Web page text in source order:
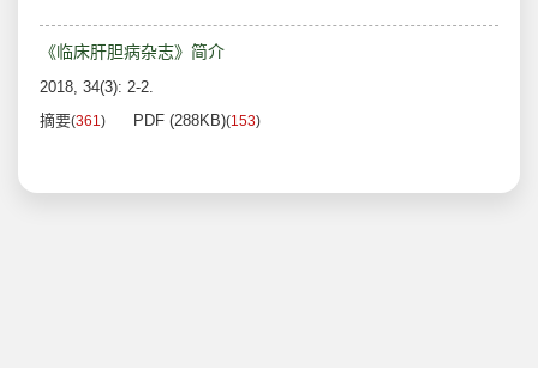
《临床肝胆病杂志》简介
2018, 34(3): 2-2.
摘要(361) PDF (288KB)(153)